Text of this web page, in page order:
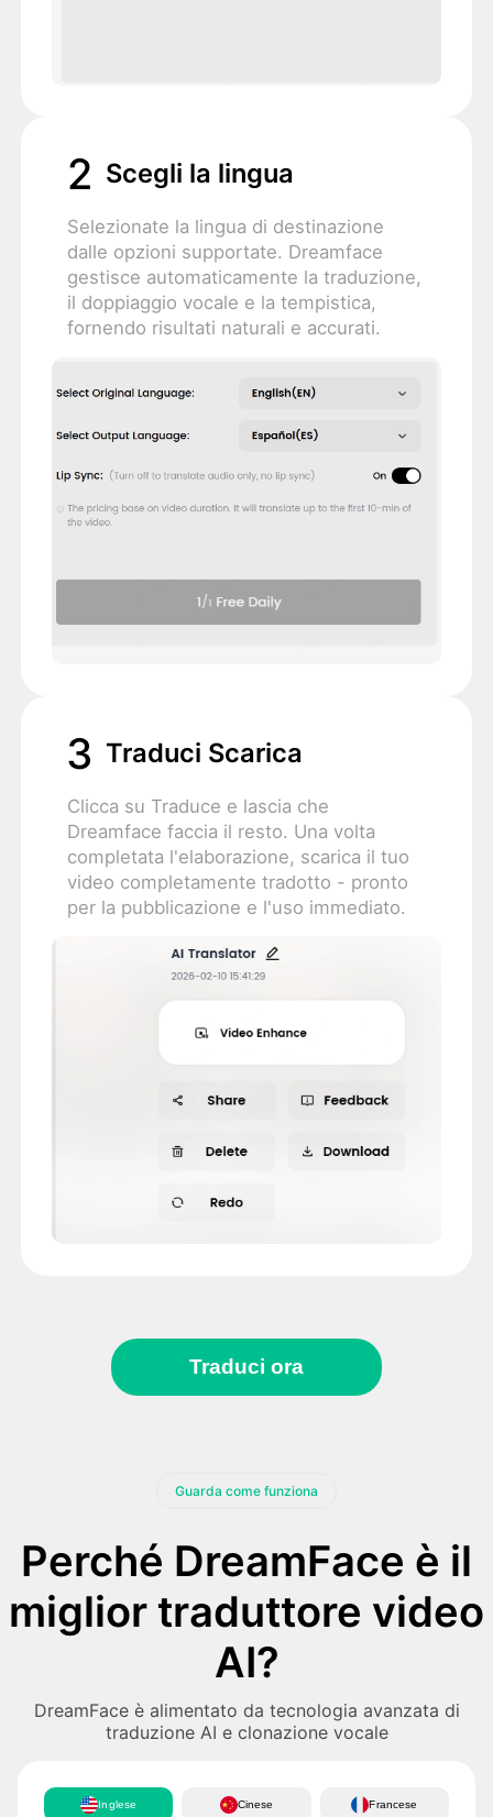
2 Scegli la lingua
Selezionate la lingua di destinazione
dalle opzioni supportate. Dreamface
gestisce automaticamente la traduzione,
il doppiaggio vocale e la tempistica,
fornendo risultati naturali e accurati.
3 Traduci Scarica
Clicca su Traduce e lascia che
Dreamface faccia il resto. Una volta
completata l'elaborazione, scarica il tuo
video completamente tradotto - pronto
per la pubblicazione e l'uso immediato.
Traduci ora
Guarda come funziona
Perché DreamFace è il
miglior traduttore video
AI?
DreamFace è alimentato da tecnologia avanzata di
traduzione AI e clonazione vocale
Inglese Cinese Francese